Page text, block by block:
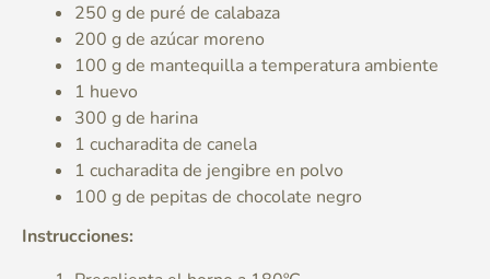
250 g de puré de calabaza
200 g de azúcar moreno
100 g de mantequilla a temperatura ambiente
1 huevo
300 g de harina
1 cucharadita de canela
1 cucharadita de jengibre en polvo
100 g de pepitas de chocolate negro
Instrucciones: